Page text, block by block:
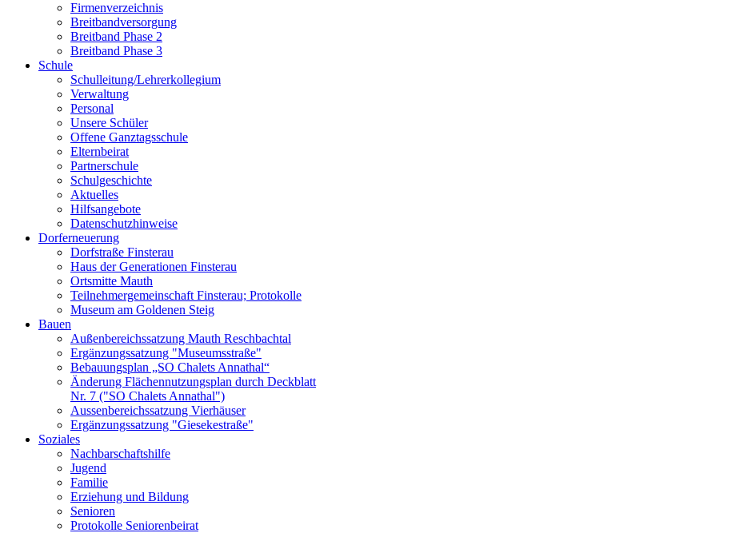
Firmenverzeichnis
Breitbandversorgung
Breitband Phase 2
Breitband Phase 3
Schule
Schulleitung/Lehrerkollegium
Verwaltung
Personal
Unsere Schüler
Offene Ganztagsschule
Elternbeirat
Partnerschule
Schulgeschichte
Aktuelles
Hilfsangebote
Datenschutzhinweise
Dorferneuerung
Dorfstraße Finsterau
Haus der Generationen Finsterau
Ortsmitte Mauth
Teilnehmergemeinschaft Finsterau; Protokolle
Museum am Goldenen Steig
Bauen
Außenbereichssatzung Mauth Reschbachtal
Ergänzungssatzung "Museumsstraße"
Bebauungsplan „SO Chalets Annathal“
Änderung Flächennutzungsplan durch Deckblatt
Nr. 7 ("SO Chalets Annathal")
Aussenbereichssatzung Vierhäuser
Ergänzungssatzung "Giesekestraße"
Soziales
Nachbarschaftshilfe
Jugend
Familie
Erziehung und Bildung
Senioren
Protokolle Seniorenbeirat